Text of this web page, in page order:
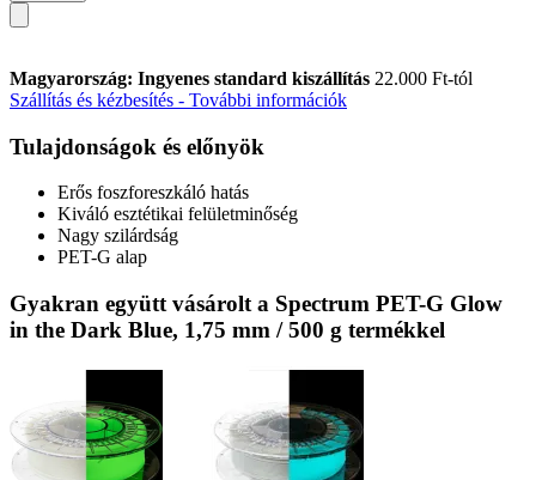
Magyarország: Ingyenes standard kiszállítás 22.000 Ft-tól
Szállítás és kézbesítés - További információk
Tulajdonságok és előnyök
Erős foszforeszkáló hatás
Kiváló esztétikai felületminőség
Nagy szilárdság
PET-G alap
Gyakran együtt vásárolt a Spectrum PET-G Glow
in the Dark Blue, 1,75 mm / 500 g termékkel